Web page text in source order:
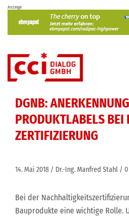
Skip
content
Anzeige
DGNB:
PRODUKTLABELS BEI
ZERTIFIZIERUNG
14. Mai 2018 Dr.-Ing. Manfred Stahl
Bei der
Bauprodukte eine wichtige Rolle.